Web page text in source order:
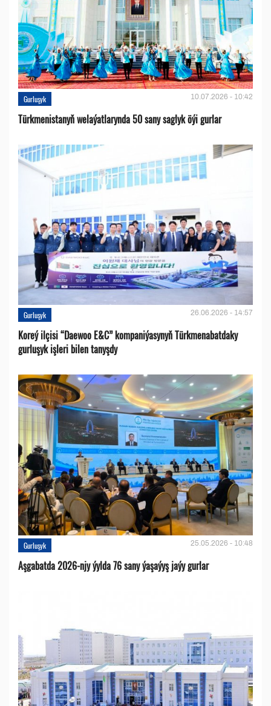
Gurluşyk 10.07.2026 - 10:42
Türkmenistanyň welaýatlarynda 50 sany saglyk öýi gurlar
Gurluşyk 26.06.2026 - 14:57
Koreý ilçisi “Daewoo E&C” kompaniýasynyň Türkmenabatdaky
gurluşyk işleri bilen tanyşdy
Gurluşyk 25.05.2026 - 10:48
Aşgabatda 2026-njy ýylda 76 sany ýaşaýyş jaýy gurlar